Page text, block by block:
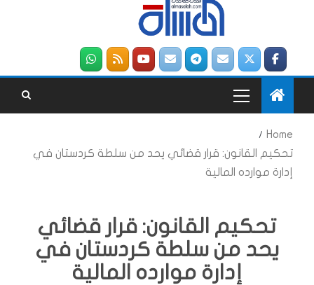
Home
تحكيم القانون: قرار قضائي يحد من سلطة كردستان في
إدارة موارده المالية
تحكيم القانون: قرار قضائي
يحد من سلطة كردستان في
إدارة موارده المالية